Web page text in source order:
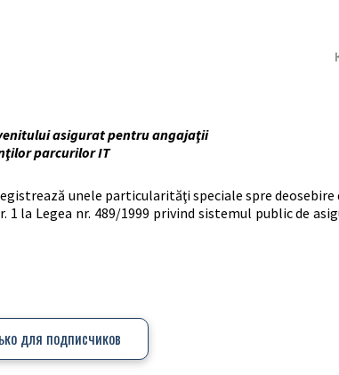
asigurat pentru angajaţii
parcurilor IT
unele particularităţi speciale spre deosebire
la Legea nr. 489/1999 privind sistemul public de
для подписчиков